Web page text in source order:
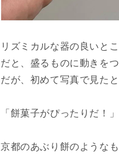
リズミカルな器の良いと
だと、盛るものに動きを
だが、初めて写真で見た
「餅菓子がぴったりだ！」
京都のあぶり餅のような